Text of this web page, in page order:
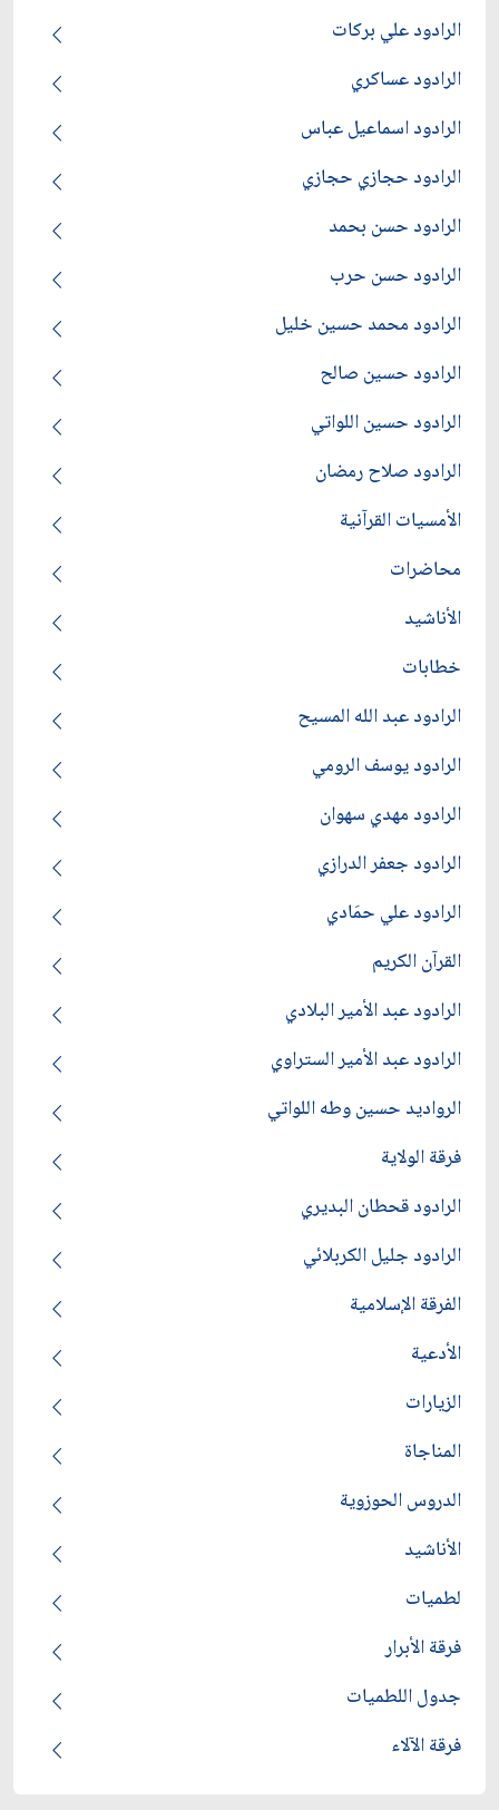
الرادود علي بركات
الرادود عساكري
الرادود اسماعيل عباس
الرادود حجازي حجازي
الرادود حسن بحمد
الرادود حسن حرب
الرادود محمد حسين خليل
الرادود حسين صالح
الرادود حسين اللواتي
الرادود صلاح رمضان
الأمسيات القرآنية
محاضرات
الأناشيد
خطابات
الرادود عبد الله المسيح
الرادود يوسف الرومي
الرادود مهدي سهوان
الرادود جعفر الدرازي
الرادود علي حمَادي
القرآن الكريم
الرادود عبد الأمير البلادي
الرادود عبد الأمير الستراوي
الرواديد حسين وطه اللواتي
فرقة الولاية
الرادود قحطان البديري
الرادود جليل الكربلائي
الفرقة الإسلامية
الأدعية
الزيارات
المناجاة
الدروس الحوزوية
الأناشيد
لطميات
فرقة الأبرار
جدول اللطميات
فرقة الآلاء